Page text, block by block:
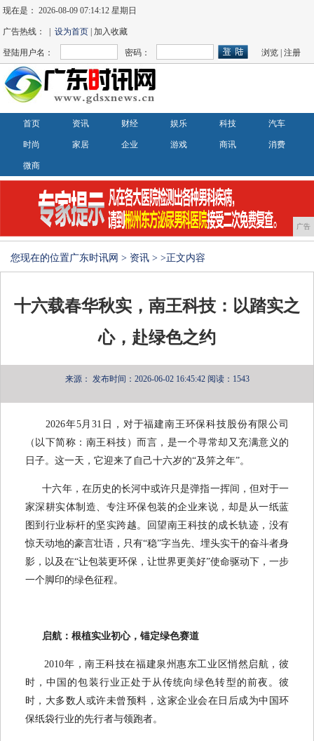
现在是：2026-08-09 07:14:13 星期日
广告热线： |设为首页 | 加入收藏
登陆用户名： 密码： 浏览 |注册
首页 资讯 财经 娱乐 科技 汽车
时尚 家居 企业 游戏 商讯 消费
微商
广告
您现在的位置广东时讯网 > 资讯 > >正文内容
十六载春华秋实，南王科技：以踏实之
心，赴绿色之约
来源： 发布时间：2026-06-02 16:45:42 阅读：1543
2026年5月31日，对于福建南王环保科技股份有限公司
（以下简称：南王科技）而言，是一个寻常却又充满意义的
日子。这一天，它迎来了自己十六岁的“及笄之年”。
十六年，在历史的长河中或许只是弹指一挥间，但对于一
家深耕实体制造、专注环保包装的企业来说，却是从一纸蓝
图到行业标杆的坚实跨越。回望南王科技的成长轨迹，没有
惊天动地的豪言壮语，只有“稳”字当先、埋头实干的奋斗者身
影，以及在“让包装更环保，让世界更美好”使命驱动下，一步
一个脚印的绿色征程。
启航：根植实业初心，锚定绿色赛道
2010年，南王科技在福建泉州惠东工业区悄然启航，彼
时，中国的包装行业正处于从传统向绿色转型的前夜。彼
时，大多数人或许未曾预料，这家企业会在日后成为中国环
保纸袋行业的先行者与领跑者。